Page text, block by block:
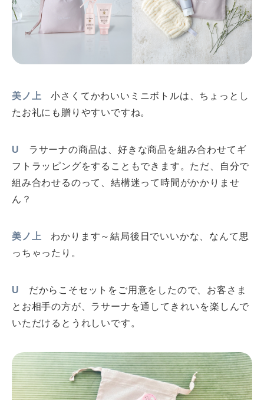
美ノ上
小さくてかわいいミニボトルは、ちょっとし
たお礼にも贈りやすいですね。
U
ラサーナの商品は、好きな商品を組み合わせてギ
フトラッピングをすることもできます。ただ、自分で
組み合わせるのって、結構迷って時間がかかりませ
ん？
美ノ上
わかります～結局後日でいいかな、なんて思
っちゃったり。
U
だからこそセットをご用意をしたので、お客さま
とお相手の方が、ラサーナを通してきれいを楽しんで
いただけるとうれしいです。